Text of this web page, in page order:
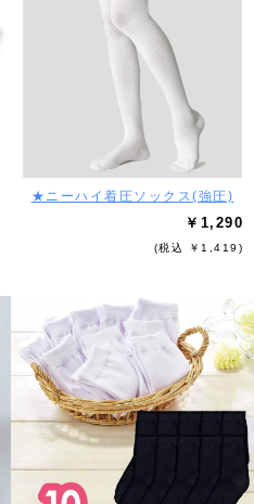
★ニーハイ着圧ソックス(強圧)
￥1,290
(税込 ￥1,419)